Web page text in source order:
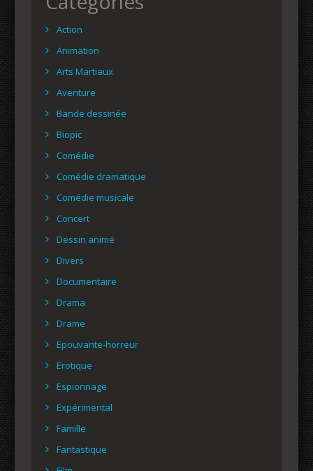
Action
Animation
Arts Martiaux
Aventure
Bande dessinée
Biopic
Comédie
Comédie dramatique
Comédie musicale
Concert
Dessin animé
Divers
Documentaire
Drama
Drame
Epouvante-horreur
Erotique
Espionnage
Expérimental
Famille
Fantastique